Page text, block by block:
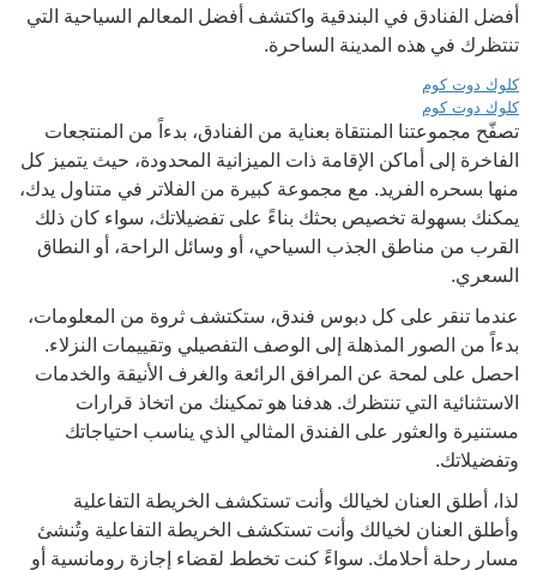
أفضل الفنادق في البندقية واكتشف أفضل المعالم السياحية التي
تنتظرك في هذه المدينة الساحرة.
كلوك دوت كوم
كلوك دوت كوم
تصفّح مجموعتنا المنتقاة بعناية من الفنادق، بدءاً من المنتجعات
الفاخرة إلى أماكن الإقامة ذات الميزانية المحدودة، حيث يتميز كل
منها بسحره الفريد. مع مجموعة كبيرة من الفلاتر في متناول يدك،
يمكنك بسهولة تخصيص بحثك بناءً على تفضيلاتك، سواء كان ذلك
القرب من مناطق الجذب السياحي، أو وسائل الراحة، أو النطاق
السعري.
عندما تنقر على كل دبوس فندق، ستكتشف ثروة من المعلومات،
بدءاً من الصور المذهلة إلى الوصف التفصيلي وتقييمات النزلاء.
احصل على لمحة عن المرافق الرائعة والغرف الأنيقة والخدمات
الاستثنائية التي تنتظرك. هدفنا هو تمكينك من اتخاذ قرارات
مستنيرة والعثور على الفندق المثالي الذي يناسب احتياجاتك
وتفضيلاتك.
لذا، أطلق العنان لخيالك وأنت تستكشف الخريطة التفاعلية
وأطلق العنان لخيالك وأنت تستكشف الخريطة التفاعلية وتُنشئ
مسار رحلة أحلامك. سواءً كنت تخطط لقضاء إجازة رومانسية أو